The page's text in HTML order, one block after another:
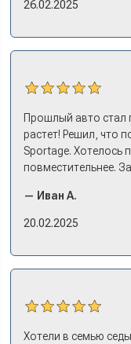
26.02.2025
Прошлый авто стал
растет! Решил, что
Sportage. Хотелось
повместительнее.
и прям мое! Даже не
вылезая из него и
— Иван А.
20.02.2025
Хотели в семью